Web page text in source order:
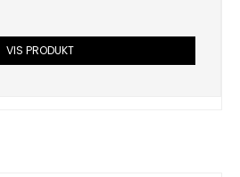
VIS PRODUKT